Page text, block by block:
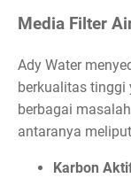
Media Filter
Ady Water
berkualitas tinggi
berbagai
antaranya
Karbon